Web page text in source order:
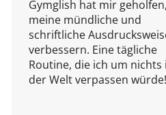
Gymglish hat mir geholfen,
meine mündliche und
schriftliche
verbessern. Eine tägliche
Routine, die ich um nichts
der Welt verpassen würde!